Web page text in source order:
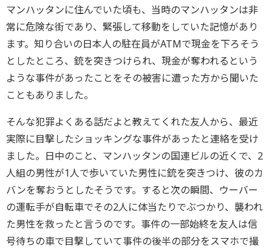
マンハッタンに住んでいた頃も、当時のマンハッタンは非
常に危険な街であり、緊張して移動をしていた記憶があり
ます。知り合いの日本人の駐在員がATMで現金を下ろそう
としたところ、銃を突きつけられ、現金が奪われるという
ような事件があったことをその被害に遭った方から聞いた
こともありました。
そんな犯罪よくある話だよと教えてくれた友人から、最近
実際に目撃したショッキングな事件があったと連絡を受け
ました。日中のこと、マンハッタンの国連ビルの近くで、2
人組の男性が1人で歩いていた男性に銃を突きつけ、彼のカ
バンを奪おうとしたそうです。すると次の瞬間、ウーバー
の運転手が自転車でその2人に体当たりでぶつかり、襲われ
た男性を救ったと言うのです。事件の一部始終を友人は信
号待ちの車で目撃していて事件の後半の部分をスマホで撮